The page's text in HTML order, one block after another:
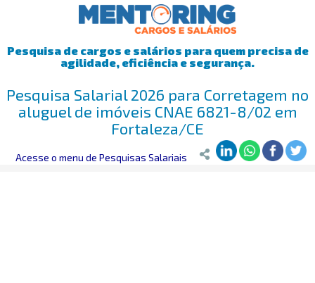
Pesquisa de cargos e salários para quem precisa de
agilidade, eficiência e segurança.
Pesquisa Salarial 2026 para Corretagem no
aluguel de imóveis CNAE 6821-8/02 em
Fortaleza/CE
Mentoring>Pesquisa Salarial>Fortaleza/CE>Corretagem no
Acesse o menu de Pesquisas Salariais